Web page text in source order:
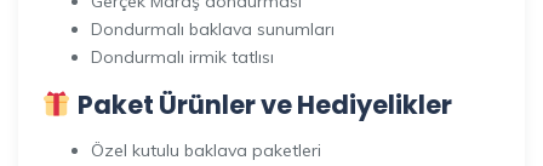
Dondurmalı baklava sunumları
Dondurmalı irmik tatlısı
Paket Ürünler ve Hediyelikler
Özel kutulu baklava paketleri